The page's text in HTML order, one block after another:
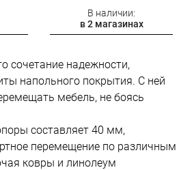
В наличии:
в 2 магазинах
сочетание надежности,
напольного покрытия. С ней
мебель, не боясь
составляет 40 мм,
перемещение по различным
ковры и линолеум